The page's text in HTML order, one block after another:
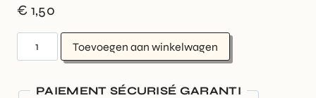
€ 1,50
Toevoegen aan winkelwagen
PAIEMENT SÉCURISÉ GARANTI